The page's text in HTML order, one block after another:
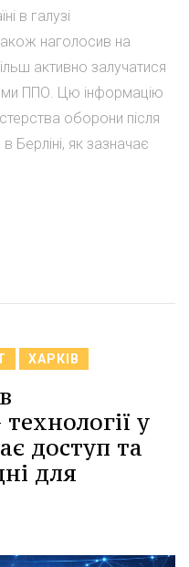
в галузі
наголосив на
активно залучатися
ППО. Цю інформацію
оборони після
Берліні, як зазначає
ХАРКІВ
у
доступ та
для